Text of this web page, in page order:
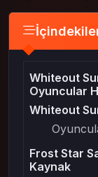
Whiteout
Oyuncular
Whiteout
Frost Star
Kaynak